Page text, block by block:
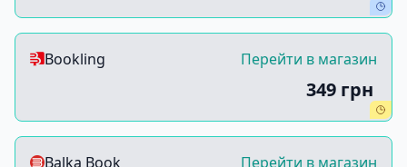
Bookling Перейти в магазин
349 грн
Balka Book Перейти в магазин